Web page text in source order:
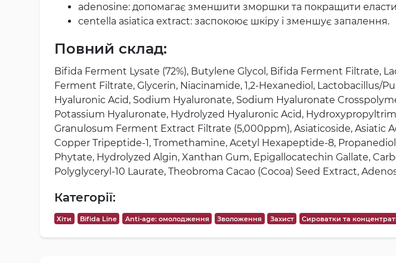
adenosine: допомагає зменшити зморшки та покращити
centella asiatica extract: заспокоює шкіру і зменшує запалення.
Повний склад:
Bifida Ferment Lysate (72%), Butylene Glycol, Bifida Ferment Filtrate,
Ferment Filtrate, Glycerin, Niacinamide, 1,2-Hexanediol,
Hyaluronic Acid, Sodium Hyaluronate, Sodium Hyaluronate
Potassium Hyaluronate, Hydrolyzed Hyaluronic Acid,
Granulosum Ferment Extract Filtrate (5,000ppm), Asiaticoside, Asiatic
Copper Tripeptide-1, Tromethamine, Acetyl Hexapeptide-8,
Phytate, Hydrolyzed Algin, Xanthan Gum, Epigallocatechin Gallate,
Polyglyceryl-10 Laurate, Theobroma Cacao (Cocoa) Seed Extract,
Категорії:
Хіти Bifida Line Anti-age: омолодження Зволоження Захист Сироватки та